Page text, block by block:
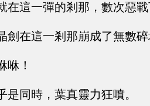
在這一彈的剎那，數次惡
劍在這一剎那崩成了無數
咻！
是同時，葉真靈力狂噴。